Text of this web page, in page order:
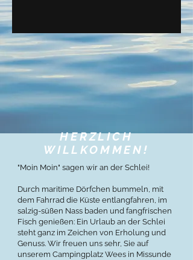
HERZLICH
WILLKOMMEN!
"Moin Moin" sagen wir an der Schlei!
Durch maritime Dörfchen bummeln, mit
dem Fahrrad die Küste entlangfahren, im
salzig-süßen Nass baden und fangfrischen
Fisch genießen: Ein Urlaub an der Schlei
steht ganz im Zeichen von Erholung und
Genuss. Wir freuen uns sehr, Sie auf
unserem Campingplatz Wees in Missunde